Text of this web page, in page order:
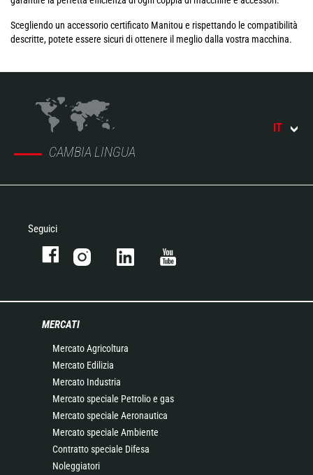
Scegliendo un accessorio certificato Manitou e rispettando le compatibilità
descritte, potete essere sicuri di ottenere il meglio dalla vostra macchina.
CAMBIA LINGUA
IT
Seguici
MERCATI
Mercato Agricoltura
Mercato Edilizia
Mercato Industria
Mercato speciale Petrolio e gas
Mercato speciale Aeronautica
Mercato speciale Ambiente
Contratto speciale Difesa
Noleggiatori